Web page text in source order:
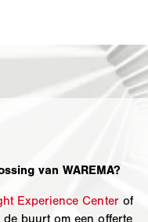
van WAREMA?
Experience Centerof
buurt om een offerte